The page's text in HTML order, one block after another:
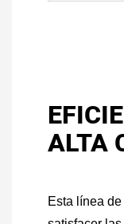
ALTA
Esta línea